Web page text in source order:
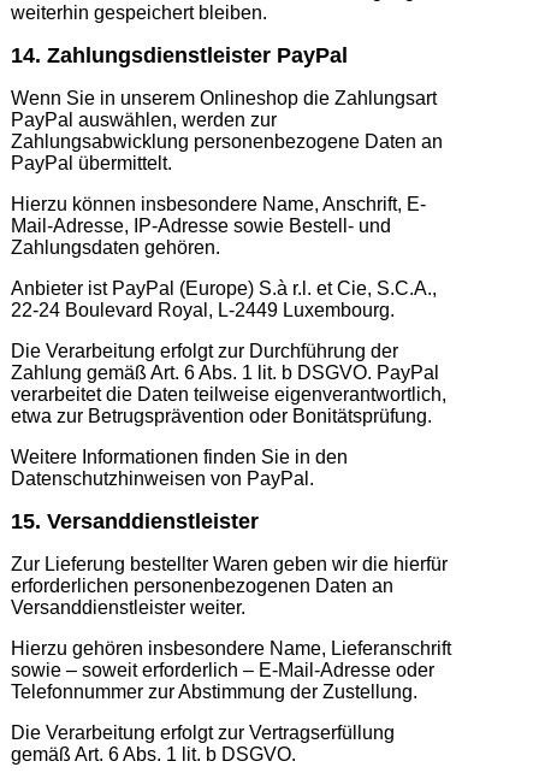
weiterhin gespeichert bleiben.
14. Zahlungsdienstleister PayPal
Wenn Sie in unserem Onlineshop die Zahlungsart
PayPal auswählen, werden zur
Zahlungsabwicklung personenbezogene Daten an
PayPal übermittelt.
Hierzu können insbesondere Name, Anschrift, E-
Mail-Adresse, IP-Adresse sowie Bestell- und
Zahlungsdaten gehören.
Anbieter ist PayPal (Europe) S.à r.l. et Cie, S.C.A.,
22-24 Boulevard Royal, L-2449 Luxembourg.
Die Verarbeitung erfolgt zur Durchführung der
Zahlung gemäß Art. 6 Abs. 1 lit. b DSGVO. PayPal
verarbeitet die Daten teilweise eigenverantwortlich,
etwa zur Betrugsprävention oder Bonitätsprüfung.
Weitere Informationen finden Sie in den
Datenschutzhinweisen von PayPal.
15. Versanddienstleister
Zur Lieferung bestellter Waren geben wir die hierfür
erforderlichen personenbezogenen Daten an
Versanddienstleister weiter.
Hierzu gehören insbesondere Name, Lieferanschrift
sowie – soweit erforderlich – E-Mail-Adresse oder
Telefonnummer zur Abstimmung der Zustellung.
Die Verarbeitung erfolgt zur Vertragserfüllung
gemäß Art. 6 Abs. 1 lit. b DSGVO.